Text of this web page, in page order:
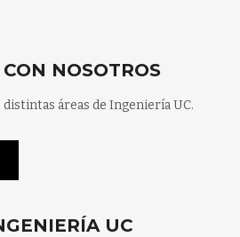
NOSOTROS
áreas de Ingeniería UC.
UC